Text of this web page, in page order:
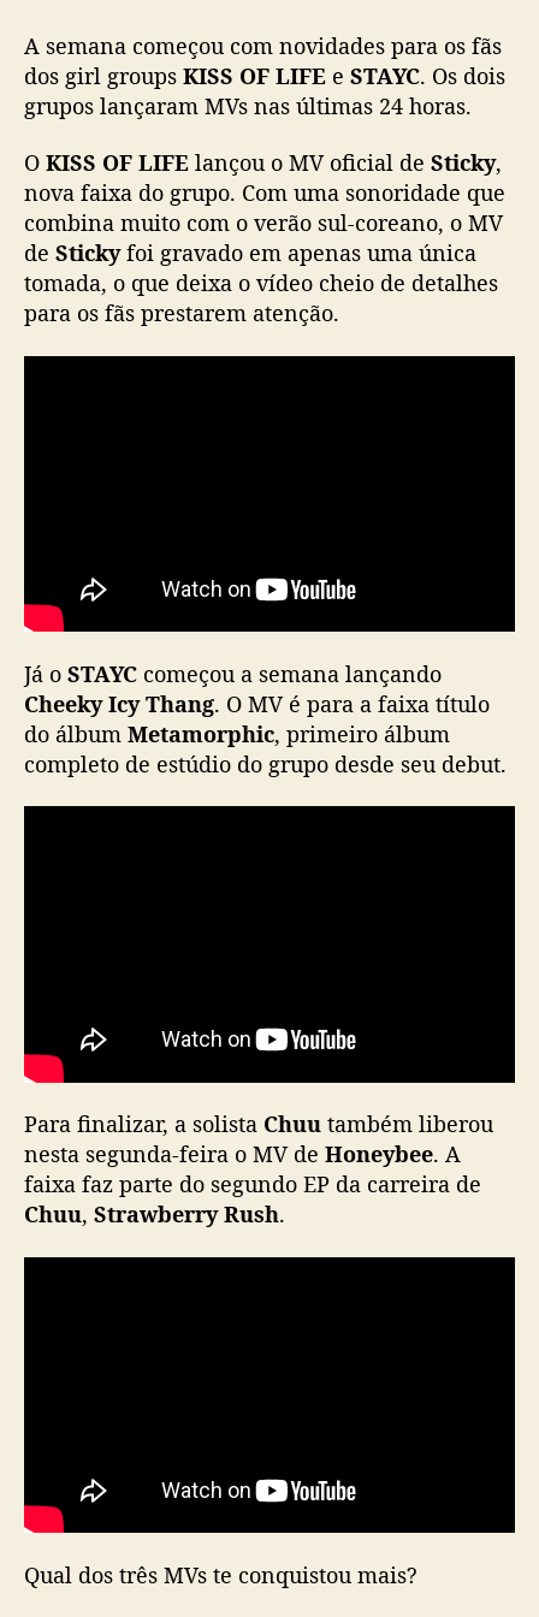
M
V
s
e
K
I
S
S
O
I
u
u
A semana começou com novidades para os fãs
dos girl groups KISS OF LIFE e STAYC. Os dois
grupos lançaram MVs nas últimas 24 horas.
O KISS OF LIFE lançou o MV oficial de Sticky,
nova faixa do grupo. Com uma sonoridade que
combina muito com o verão sul-coreano, o MV
de Stickyfoi gravado em apenas uma única
tomada, o que deixa o vídeo cheio de detalhes
para os fãs prestarem atenção.
Já o STAYC começou a semana lançando
Cheeky Icy Thang. O MV é para a faixa título
do álbum Metamorphic, primeiro álbum
completo de estúdio do grupo desde seu debut.
Para finalizar, a solista Chuu também liberou
nesta segunda-feira o MV de Honeybee. A
faixa faz parte do segundo EP da carreira de
Chuu, Strawberry Rush.
Qual dos três MVs te conquistou mais?